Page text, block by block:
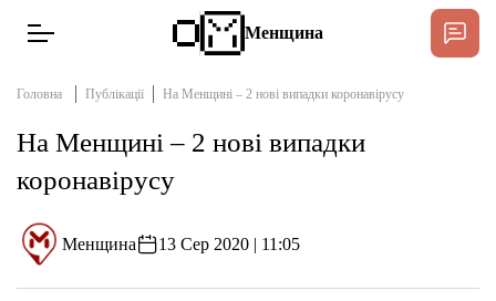
Новини
Інтерв’ю
Менщина
Головна Публікації На Менщині – 2 нові випадки коронавірусу
На Менщині – 2 нові випадки
коронавірусу
Менщина 13 Сер 2020 | 11:05